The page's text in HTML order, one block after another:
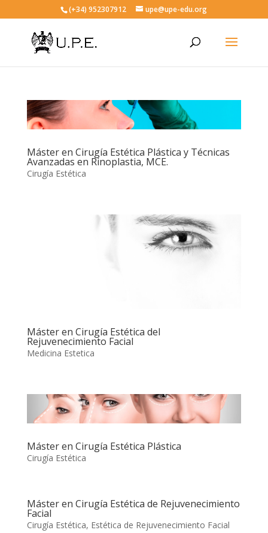
(+34) 952307912 upe@upe-edu.org
Máster en Cirugía Estética Plástica y Técnicas
Avanzadas en Rinoplastia, MCE.
Cirugía Estética
Máster en Cirugía Estética del
Rejuvenecimiento Facial
Medicina Estetica
Máster en Cirugía Estética Plástica
Cirugía Estética
Máster en Cirugía Estética de Rejuvenecimiento
Facial
Cirugía Estética, Estética de Rejuvenecimiento Facial